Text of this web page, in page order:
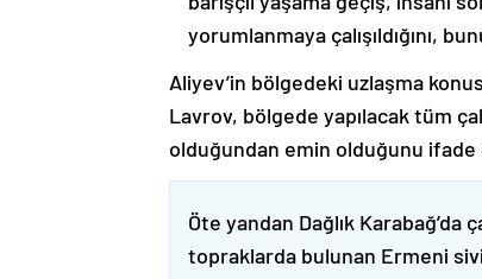
yorumlanmaya çalışıldığını,
Aliyev’in bölgedeki uzlaşma
Lavrov, bölgede yapılacak tüm
olduğundan emin olduğunu
Öte yandan Dağlık Karabağ’da
topraklarda bulunan Ermeni